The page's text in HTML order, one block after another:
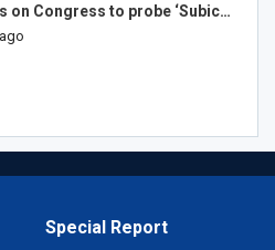
on Congress to probe ‘Subic…
Special Report